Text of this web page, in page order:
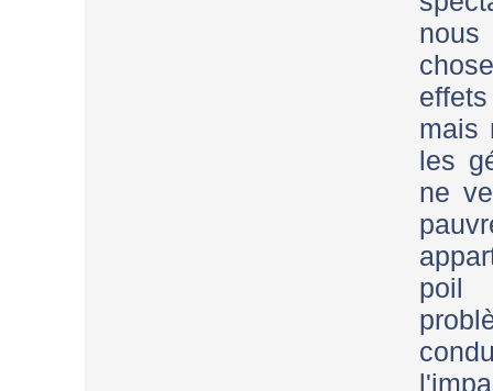
nous
mais
les
ne
poil